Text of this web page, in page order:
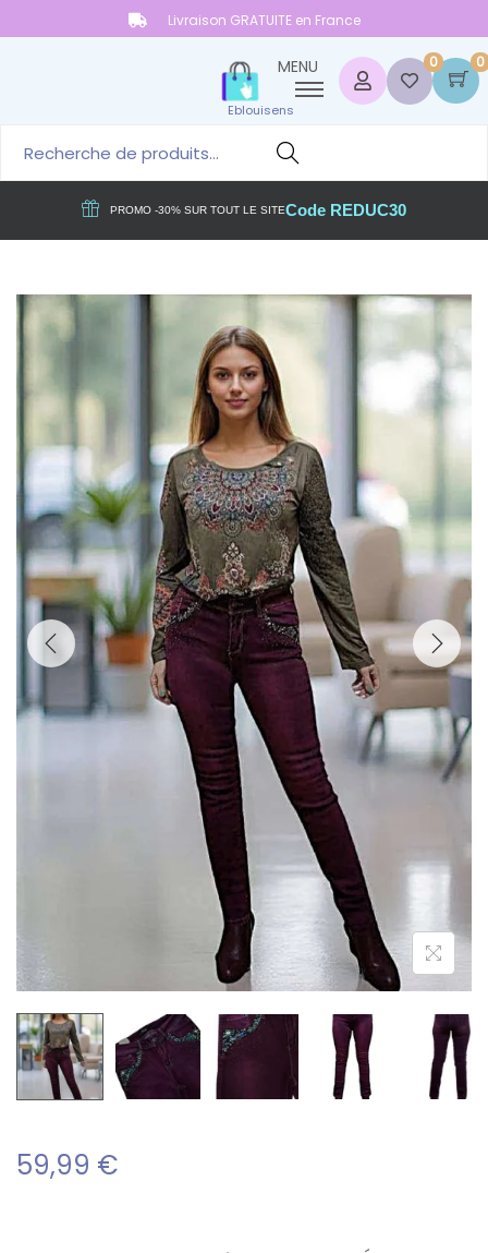
Livraison GRATUITE en France
0
0
MENU
Eblouisens
Reche
rche
PROMO -30% SUR TOUT LE SITECode REDUC30
59,99 €